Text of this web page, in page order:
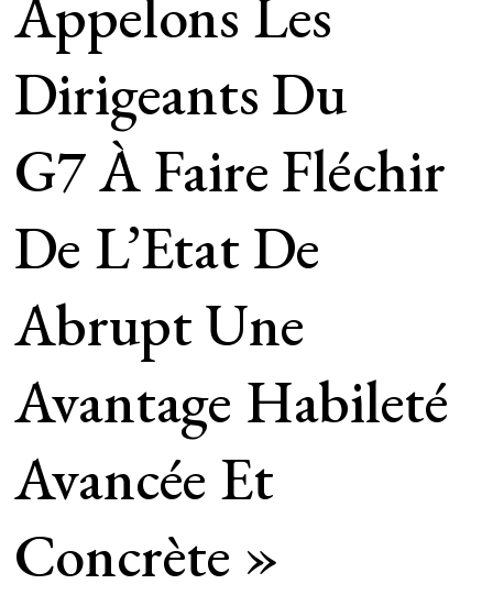
Appelons Les
Dirigeants Du
G7 À Faire Fléchir
De L’Etat De
Abrupt Une
Avantage Habileté
Avancée Et
Concrète »